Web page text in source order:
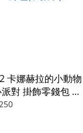
卡娜赫拉的小動物
對 掛飾零錢包 綠
子)